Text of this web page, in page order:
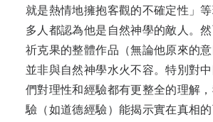
就是熱情地擁抱客觀的不確定性」
多人都認為他是自然神學的敵人。
祈克果的整體作品（無論他原來的
並非與自然神學水火不容。特別對
們對理性和經驗都有更整全的理解
驗（如道德經驗）能揭示實在真相